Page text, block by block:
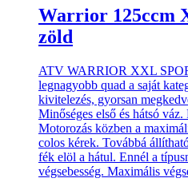
Warrior 125ccm
zöld
ATV WARRIOR XXL
legnagyobb quad a saját
kivitelezés, gyorsan
Minőséges első és hátsó
Motorozás közben a
colos kérek. Továbbá
fék elöl a hátul. Ennél a
végsebesség. Maximális